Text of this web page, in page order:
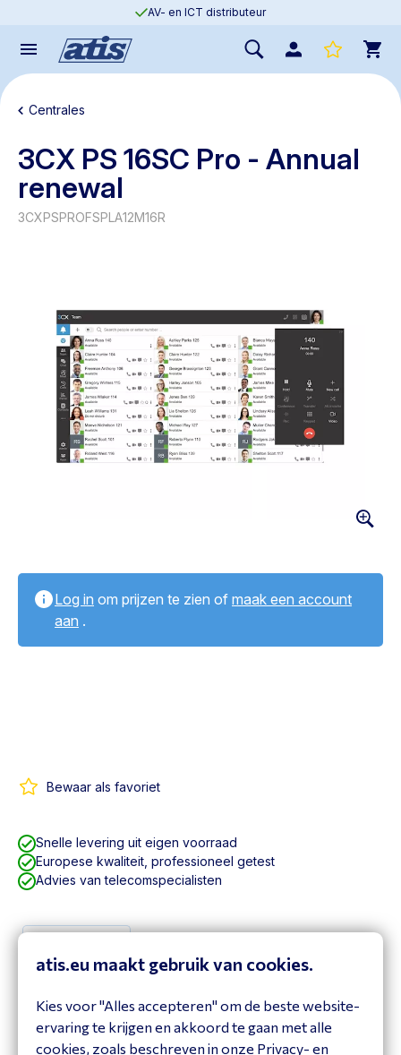
AV- en ICT distributeur
Centrales
3CX PS 16SC Pro - Annual
renewal
3CXPSPROFSPLA12M16R
Log in om prijzen te zien of maak een account
aan .
Bewaar als favoriet
Snelle levering uit eigen voorraad
Europese kwaliteit, professioneel getest
Advies van telecomspecialisten
Product
Brand
3CX
atis.eu maakt gebruik van cookies.
Kies voor "Alles accepteren" om de beste website-
ervaring te krijgen en akkoord te gaan met alle
cookies, zoals beschreven in onze Privacy- en